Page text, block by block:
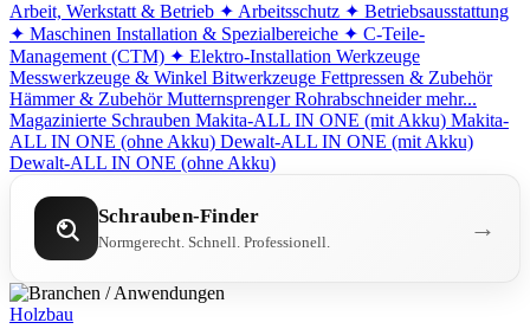
Arbeit, Werkstatt & Betrieb ✦ Arbeitsschutz ✦ Betriebsausstattung
✦ Maschinen Installation & Spezialbereiche ✦ C-Teile-
Management (CTM) ✦ Elektro-Installation Werkzeuge
Messwerkzeuge & Winkel Bitwerkzeuge Fettpressen & Zubehör
Hämmer & Zubehör Mutternsprenger Rohrabschneider mehr...
Magazinierte Schrauben Makita-ALL IN ONE (mit Akku) Makita-
ALL IN ONE (ohne Akku) Dewalt-ALL IN ONE (mit Akku)
Dewalt-ALL IN ONE (ohne Akku)
Schrauben-Finder
Normgerecht. Schnell. Professionell. →
Holzbau